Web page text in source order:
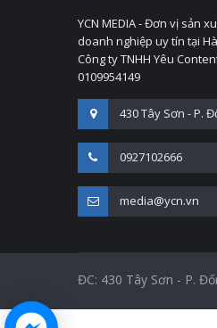
YCN MEDIA - Đơn vị sản
doanh nghiệp uy tín tại
Công ty TNHH Yêu
0109954149
430 Tây Sơn - P.
0927102666
media@ycn.vn
ĐC: 430 Tây Sơn - P.